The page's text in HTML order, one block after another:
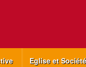
Eglise et Société